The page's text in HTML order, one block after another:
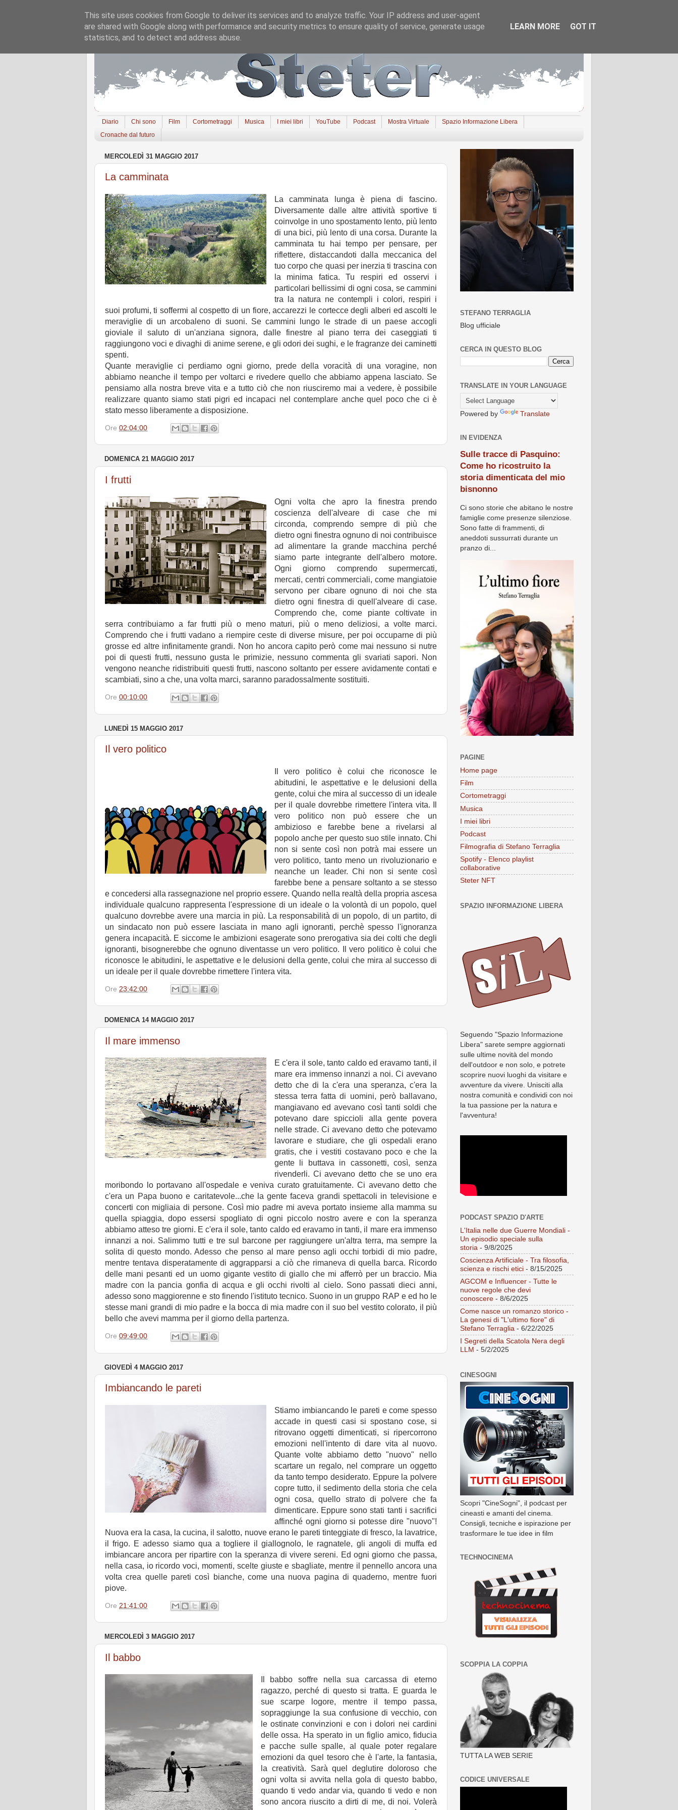
Diario Chi sono Film Cortometraggi Musica I miei libri YouTube Podcast Mostra Virtuale
Spazio Informazione Libera
Cronache dal futuro
MERCOLEDÌ 31 MAGGIO 2017
La camminata
La camminata lunga è piena di fascino.
Diversamente dalle altre attività sportive ti
coinvolge in uno spostamento lento, più lento
di una bici, più lento di una corsa. Durante la
camminata tu hai tempo per pensare, per
riflettere, distaccandoti dalla meccanica del
tuo corpo che quasi per inerzia ti trascina con
la minima fatica. Tu respiri ed osservi i
particolari bellissimi di ogni cosa, se cammini
tra la natura ne contempli i colori, respiri i
suoi profumi, ti soffermi al cospetto di un fiore, accarezzi le cortecce degli alberi ed ascolti le
meraviglie di un arcobaleno di suoni. Se cammini lungo le strade di un paese accogli
gioviale il saluto di un'anziana signora, dalle finestre al piano terra dei caseggiati ti
raggiungono voci e divaghi di anime serene, e gli odori dei sughi, e le fragranze dei caminetti
spenti.
Quante meraviglie ci perdiamo ogni giorno, prede della voracità di una voragine, non
abbiamo neanche il tempo per voltarci e rivedere quello che abbiamo appena lasciato. Se
pensiamo alla nostra breve vita e a tutto ciò che non riusciremo mai a vedere, è possibile
realizzare quanto siamo stati pigri ed incapaci nel contemplare anche quel poco che ci è
stato messo liberamente a disposizione.
Ore 02:04:00
DOMENICA 21 MAGGIO 2017
I frutti
Ogni volta che apro la finestra prendo
coscienza dell'alveare di case che mi
circonda, comprendo sempre di più che
dietro ogni finestra ognuno di noi contribuisce
ad alimentare la grande macchina perché
siamo parte integrante dell'albero motore.
Ogni giorno comprendo supermercati,
mercati, centri commerciali, come mangiatoie
servono per cibare ognuno di noi che sta
dietro ogni finestra di quell'alveare di case.
Comprendo che, come piante coltivate in
serra contribuiamo a far frutti più o meno maturi, più o meno deliziosi, a volte marci.
Comprendo che i frutti vadano a riempire ceste di diverse misure, per poi occuparne di più
grosse ed altre infinitamente grandi. Non ho ancora capito però come mai nessuno si nutre
poi di questi frutti, nessuno gusta le primizie, nessuno commenta gli svariati sapori. Non
vengono neanche ridistribuiti questi frutti, nascono soltanto per essere avidamente contati e
scambiati, sino a che, una volta marci, saranno paradossalmente sostituiti.
Ore 00:10:00
LUNEDÌ 15 MAGGIO 2017
Il vero politico
Il vero politico è colui che riconosce le
abitudini, le aspettative e le delusioni della
gente, colui che mira al successo di un ideale
per il quale dovrebbe rimettere l'intera vita. Il
vero politico non può essere che un
ambizioso e farebbe bene a rivelarsi al
popolo anche per questo suo stile innato. Chi
non si sente così non potrà mai essere un
vero politico, tanto meno un rivoluzionario e
neanche un leader. Chi non si sente così
farebbe bene a pensare soltanto a se stesso
e concedersi alla rassegnazione nel proprio essere. Quando nella realtà della propria ascesa
individuale qualcuno rappresenta l'espressione di un ideale o la volontà di un popolo, quel
qualcuno dovrebbe avere una marcia in più. La responsabilità di un popolo, di un partito, di
un sindacato non può essere lasciata in mano agli ignoranti, perchè spesso l'ignoranza
genera incapacità. E siccome le ambizioni esagerate sono prerogativa sia dei colti che degli
ignoranti, bisognerebbe che ognuno diventasse un vero politico. Il vero politico è colui che
riconosce le abitudini, le aspettative e le delusioni della gente, colui che mira al successo di
un ideale per il quale dovrebbe rimettere l'intera vita.
Ore 23:42:00
DOMENICA 14 MAGGIO 2017
Il mare immenso
E c'era il sole, tanto caldo ed eravamo tanti, il
mare era immenso innanzi a noi. Ci avevano
detto che di la c'era una speranza, c'era la
stessa terra fatta di uomini, però ballavano,
mangiavano ed avevano così tanti soldi che
potevano dare spiccioli alla gente povera
nelle strade. Ci avevano detto che potevamo
lavorare e studiare, che gli ospedali erano
gratis, che i vestiti costavano poco e che la
gente li buttava in cassonetti, così, senza
rivenderli. Ci avevano detto che se uno era
moribondo lo portavano all'ospedale e veniva curato gratuitamente. Ci avevano detto che
c'era un Papa buono e caritatevole...che la gente faceva grandi spettacoli in televisione e
concerti con migliaia di persone. Così mio padre mi aveva portato insieme alla mamma su
quella spiaggia, dopo essersi spogliato di ogni piccolo nostro avere e con la speranza
abbiamo atteso tre giorni. E c'era il sole, tanto caldo ed eravamo in tanti, il mare era immenso
innanzi a noi. Salimmo tutti e tre sul barcone per raggiungere un'altra terra, ma sempre la
solita di questo mondo. Adesso che penso al mare penso agli occhi torbidi di mio padre,
mentre tentava disperatamente di aggrapparsi a ciò che rimaneva di quella barca. Ricordo
delle mani pesanti ed un uomo gigante vestito di giallo che mi afferrò per un braccio. Mia
madre con la pancia gonfia di acqua e gli occhi rivolti al cielo. Sono passati dieci anni,
adesso sono maggiorenne e sto finendo l'istituto tecnico. Suono in un gruppo RAP e ed ho le
stesse mani grandi di mio padre e la bocca di mia madre con il suo bel vestito colorato, il più
bello che avevi mamma per il giorno della partenza.
Ore 09:49:00
GIOVEDÌ 4 MAGGIO 2017
Imbiancando le pareti
Stiamo imbiancando le pareti e come spesso
accade in questi casi si spostano cose, si
ritrovano oggetti dimenticati, si ripercorrono
emozioni nell'intento di dare vita al nuovo.
Quante volte abbiamo detto "nuovo" nello
scartare un regalo, nel comprare un oggetto
da tanto tempo desiderato. Eppure la polvere
copre tutto, il sedimento della storia che cela
ogni cosa, quello strato di polvere che fa
dimenticare. Eppure sono stati tanti i sacrifici
affinché ogni giorno si potesse dire "nuovo"!
Nuova era la casa, la cucina, il salotto, nuove erano le pareti tinteggiate di fresco, la lavatrice,
il frigo. E adesso siamo qua a togliere il giallognolo, le ragnatele, gli angoli di muffa ed
imbiancare ancora per ripartire con la speranza di vivere sereni. Ed ogni giorno che passa,
nella casa, io ricordo voci, momenti, scelte giuste e sbagliate, mentre il pennello ancora una
volta crea quelle pareti così bianche, come una nuova pagina di quaderno, mentre fuori
piove.
Ore 21:41:00
MERCOLEDÌ 3 MAGGIO 2017
Il babbo
Il babbo soffre nella sua carcassa di eterno
ragazzo, perché di questo si tratta. E guarda le
sue scarpe logore, mentre il tempo passa,
sopraggiunge la sua confusione di vecchio, con
le ostinate convinzioni e con i dolori nei cardini
delle ossa. Ha sperato in un figlio amico, fiducia
e pacche sulle spalle, al quale poter regalare
emozioni da quel tesoro che è l'arte, la fantasia,
la creatività. Sarà quel deglutire doloroso che
ogni volta si avvita nella gola di questo babbo,
quando ti vedo andar via, quando ti vedo e non
sono ancora riuscito a dirti di me, di noi. Volerà
STEFANO TERRAGLIA
Blog ufficiale
CERCA IN QUESTO BLOG
TRANSLATE IN YOUR LANGUAGE
Powered by Translate
IN EVIDENZA
Sulle tracce di Pasquino:
Come ho ricostruito la
storia dimenticata del mio
bisnonno
Ci sono storie che abitano le nostre
famiglie come presenze silenziose.
Sono fatte di frammenti, di
aneddoti sussurrati durante un
pranzo di...
PAGINE
Home page
Film
Cortometraggi
Musica
I miei libri
Podcast
Filmografia di Stefano Terraglia
Spotify - Elenco playlist
collaborative
Steter NFT
SPAZIO INFORMAZIONE LIBERA
Seguendo "Spazio Informazione
Libera" sarete sempre aggiornati
sulle ultime novità del mondo
dell'outdoor e non solo, e potrete
scoprire nuovi luoghi da visitare e
avventure da vivere. Unisciti alla
nostra comunità e condividi con noi
la tua passione per la natura e
l'avventura!
PODCAST SPAZIO D'ARTE
L'Italia nelle due Guerre Mondiali -
Un episodio speciale sulla
storia - 9/8/2025
Coscienza Artificiale - Tra filosofia,
scienza e rischi etici - 8/15/2025
AGCOM e Influencer - Tutte le
nuove regole che devi
conoscere - 8/6/2025
Come nasce un romanzo storico -
La genesi di "L'ultimo fiore" di
Stefano Terraglia - 6/22/2025
I Segreti della Scatola Nera degli
LLM - 5/2/2025
CINESOGNI
Scopri "CineSogni", il podcast per
cineasti e amanti del cinema.
Consigli, tecniche e ispirazione per
trasformare le tue idee in film
TECHNOCINEMA
SCOPPIA LA COPPIA
TUTTA LA WEB SERIE
CODICE UNIVERSALE
This site uses cookies from Google to deliver its services and to analyze traffic. Your IP address and user-agent
are shared with Google along with performance and security metrics to ensure quality of service, generate usage
statistics, and to detect and address abuse.
LEARN MORE GOT IT